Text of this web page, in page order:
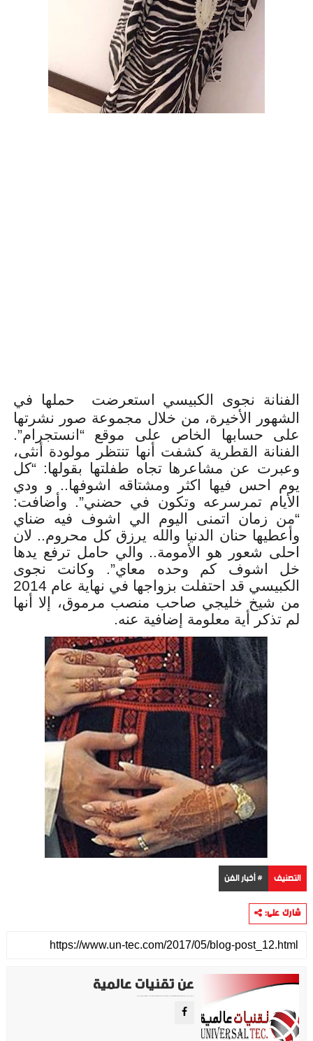
الفنانة نجوى الكبيسي استعرضت
حملها في
الشهور الأخيرة، من خلال مجموعة صور نشرتها
على حسابها الخاص على موقع “انستجرام”.
الفنانة القطرية كشفت أنها تنتظر مولودة أنثى،
وعبرت عن مشاعرها تجاه طفلتها بقولها: “كل
يوم احس فيها اكثر ومشتاقه اشوفها.. و ودي
الأيام تمرسرعه وتكون في حضني”. وأضافت:
“من زمان اتمنى اليوم الي اشوف فيه ضناي
وأعطيها حنان الدنيا والله يرزق كل محروم.. لان
احلى شعور هو الأمومة.. والي حامل ترفع يدها
خل اشوف كم وحده معاي”. وكانت نجوى
الكبيسي قد احتفلت بزواجها في نهاية عام 2014
من شيخ خليجي صاحب منصب مرموق، إلا أنها
لم تذكر أية معلومة إضافية عنه.
التصنيف # أخبار الفن
شارك على:
عن تقنيات عالمية